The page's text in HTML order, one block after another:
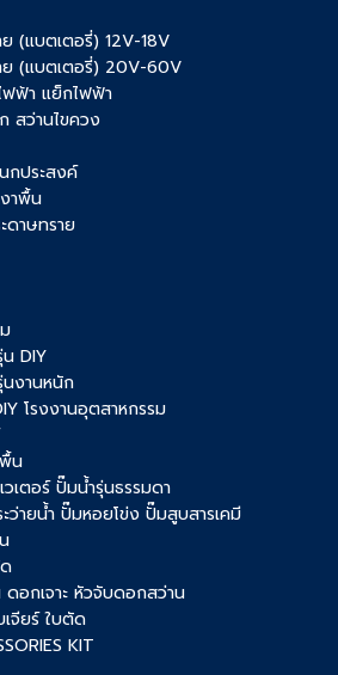
(แบตเตอรี่) 12V-18V
ย (แบตเตอรี่) 20V-60V
ฟฟ้า แย็กไฟฟ้า
สว่านไขควง
กประสงค์
าพื้น
ดาษทราย
DIY
นงานหนัก
โรงงานอุตสาหกรรม
น
เตอร์ ปั๊มน้ำรุ่นธรรมดา
ว่ายน้ำ ปั๊มหอยโข่ง ปั๊มสูบสารเคมี
อกเจาะ หัวจับดอกสว่าน
เจียร์ ใบตัด
KIT